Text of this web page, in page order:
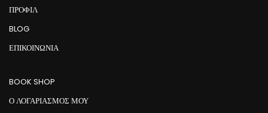
ΠΡΟΦΊΛ
BLOG
ΕΠΙΚΟΙΝΩΝΊΑ
BOOK SHOP
Ο ΛΟΓΑΡΙΑΣΜΟΣ ΜΟΥ